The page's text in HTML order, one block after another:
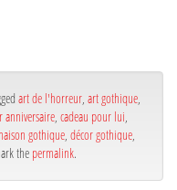
art de l'horreur art gothique
anniversaire cadeau pour lui
gothique décor gothique
the permalink.